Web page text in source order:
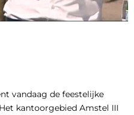
vandaag de feestelijke
kantoorgebied Amstel III